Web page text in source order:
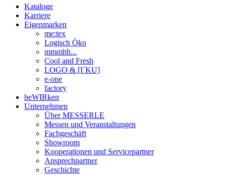
Kataloge
Karriere
Eigenmarken
me:tex
Logisch Öko
mmmhh...
Cool and Fresh
LOGO & [I´KU]
e-one
factory
beWIRken
Unternehmen
Über MESSERLE
Messen und Veranstaltungen
Fachgeschäft
Showroom
Kooperationen und Servicepartner
Ansprechpartner
Geschichte